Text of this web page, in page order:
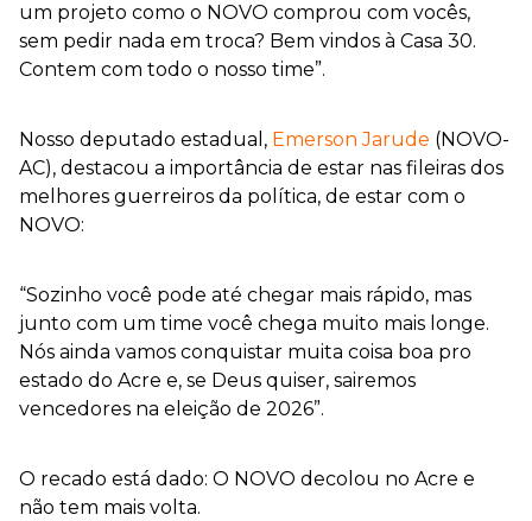
um projeto como o NOVO comprou com vocês,
sem pedir nada em troca? Bem vindos à Casa 30.
Contem com todo o nosso time”.
Nosso deputado estadual, Emerson Jarude (NOVO-
AC), destacou a importância de estar nas fileiras dos
melhores guerreiros da política, de estar com o
NOVO:
“Sozinho você pode até chegar mais rápido, mas
junto com um time você chega muito mais longe.
Nós ainda vamos conquistar muita coisa boa pro
estado do Acre e, se Deus quiser, sairemos
vencedores na eleição de 2026”.
O recado está dado: O NOVO decolou no Acre e
não tem mais volta.